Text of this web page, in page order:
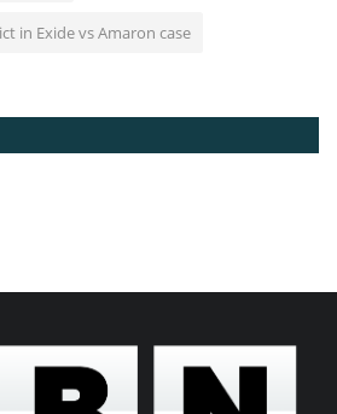
in Exide vs Amaron case